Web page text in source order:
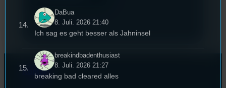
Kontakt
DaBua
8. Juli. 2026 21:40
Ich sag es geht besser als Jahninsel
breakindbadenthusiast
8. Juli. 2026 21:27
breaking bad cleared alles